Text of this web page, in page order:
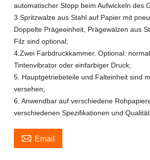
automatischer Stopp beim Aufwickeln des
3.Spritzwalze aus Stahl auf Papier mit
Doppelte Prägeeinheit, Prägewalzen aus
Filz sind optional;
4.Zwei Farbdruckkammer. Optional:
Tintenvibrator oder einfarbiger Druck;
5. Hauptgetriebeteile und Falteinheit sind
versehen;
6. Anwendbar auf verschiedene
verschiedenen Spezifikationen und
 Email